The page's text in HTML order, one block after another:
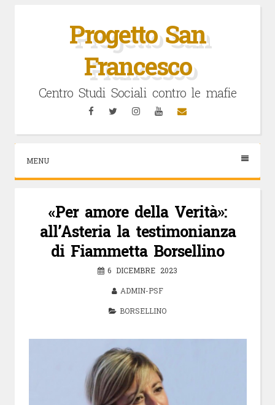
Progetto San
Francesco
Centro Studi Sociali contro le mafie
FacebookTwitterInstagramYouTubeEmail
MENU
«Per amore della Verità»:
all’Asteria la testimonianza
di Fiammetta Borsellino
6 DICEMBRE 2023
ADMIN-PSF
BORSELLINO